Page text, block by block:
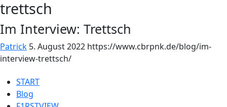
START
Blog
trettsch
Im Interview: Trettsch
Patrick 5. August 2022 https://www.cbrpnk.de/blog/im-
interview-trettsch/